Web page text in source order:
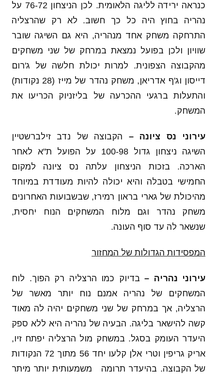
כנראה ירידה לליגה הלאומית. לכן הניצחון 76-72 על
נהריה בחוץ היה כל כך חשוב. לא רק שהרצליה
התרחקה משחק אחד מנהריה, היא גם השיגה שובר
שוויון ולכן בפועל נמצאת במרחק של שני משחקים
מהקבוצה הצפונית. למרות יכולת חלשה של ג'רום
דייסון וג'ף אדריאן, משחק נהדר של מייז (28 נקודות)
והתעלות ברגעי ההכרעה של בליזניוק הכריעו את
המשחק.
עירוני נס ציונה – הקבוצה של נדב זילברשטיין
השיגה ניצחון גדול 100-98 על הפועל ת"א לאחר
הארכה. בזכות הניצחון עלתה נס ציונה למקום
החמישי בטבלה והיא יכולה להיות מעודדת במיוחד
מהיכולת של גארי בראון רמירז, שבשבועות האחרונים
משחק נהדר וגם מלוח המשחקים הנוח יחסית,
שנשאר לה עד סוף העונה.
המפסידות הגדולות של המחזור
עירוני נהריה – בדיוק כמו הרצליה רק הפוך. לוח
המשחקים של נהריה אמנם נוח יותר מאשר של
הרצליה, אך במרחק של שני משחקים יהיה לה מאוד
קשה להישאר בליגה. הבעיה של נהריה היא ללא ספק
היעדר העומק בסגל. במשחק מול הרצליה יפתח זיו,
אריק גריפין וטרי אלן קלעו יחד 56 מתוך 72 הנקודות
של הקבוצה. בהיעדר תרומה משמעותית יותר מיתר